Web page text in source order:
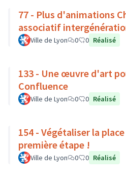
77 - Plus d'animations
associatif
Ville de Lyon 0 0 Réalisé
133 - Une œuvre d'art
Confluence
Ville de Lyon 0 0 Réalisé
154 - Végétaliser la
première étape !
Ville de Lyon 0 0 Réalisé